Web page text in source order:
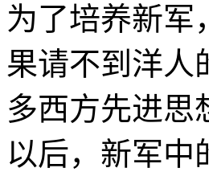
为了培养新军
果请不到洋人
多西方先进思
以后，新军中